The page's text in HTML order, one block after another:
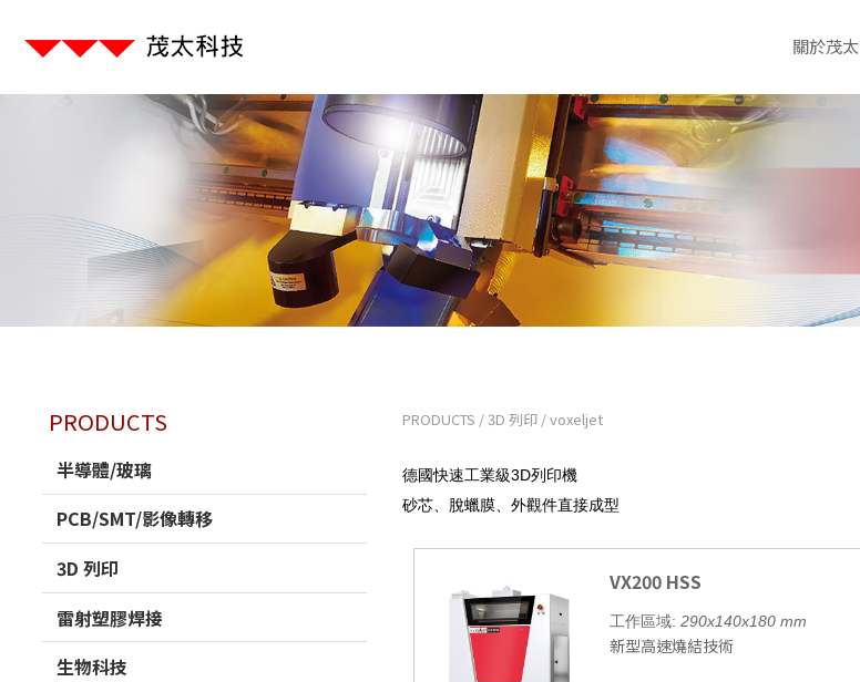
關於茂太
PRODUCTS
半導體/玻璃
PCB/SMT/影像轉移
3D 列印
雷射塑膠焊接
生物科技
PRODUCTS /3D 列印 /voxeljet
德國快速工業級3D列印機
砂芯、脫蠟膜、外觀件直接成型
VX200 HSS
工作區域: 290x140x180 mm
新型高速燒結技術